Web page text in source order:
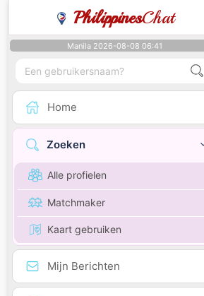
PhilippinesChat
Manila 2026-08-08 06:41
Home
Zoeken
Alle profielen
Matchmaker
Kaart gebruiken
Mijn Berichten